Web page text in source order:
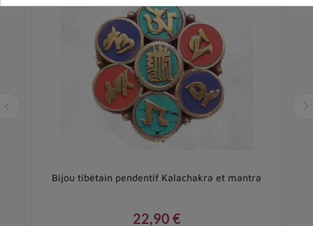
Bijou tibétain pendentif Kalachakra et mantra
22,90 €